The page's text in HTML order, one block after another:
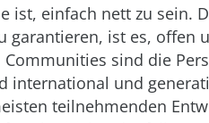
ist, einfach nett zu sein.
garantieren, ist es, offen
Communities sind die
international und
teilnehmenden